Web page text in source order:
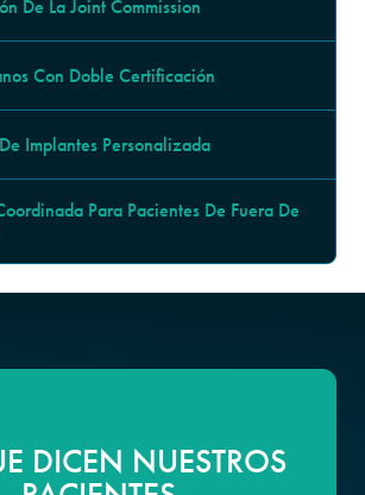
De La Joint Commission
Con Doble Certificación
Implantes Personalizada
Para Pacientes De Fuera De
DICEN NUESTROS